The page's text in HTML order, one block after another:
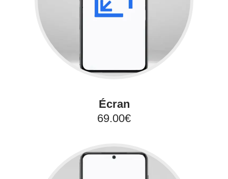
Écran
69.00€